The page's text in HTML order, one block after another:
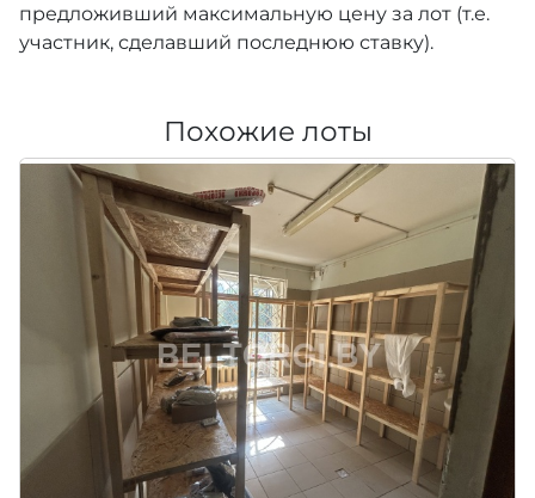
предложивший максимальную цену за лот (т.е.
участник, сделавший последнюю ставку).
Похожие лоты